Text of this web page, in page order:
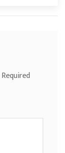
Required